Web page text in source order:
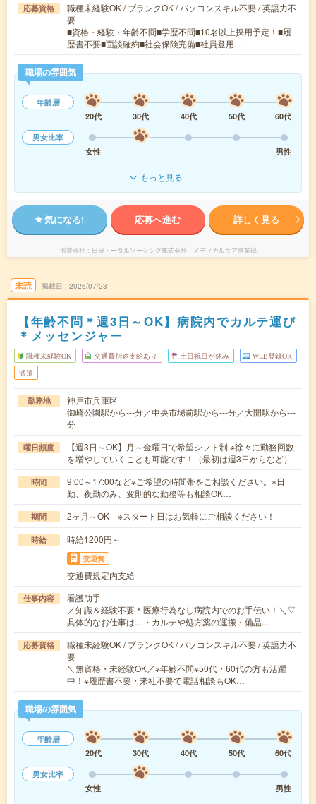
応募資格
職種未経験OK / ブランクOK / パソコンスキル不要 / 英語力不
要
■資格・経験・年齢不問■学歴不問■10名以上採用予定！■履
歴書不要■面談確約■社会保険完備■社員登用…
職場の雰囲気
年齢層
20代
30代 40代 50代
60代
男女比率
女性
男性
もっと見る
気になる! 応募へ進む 詳しく見る
派遣会社 日研トータルソーシング株式会社 メディカルケア事業部
未読 掲載日 2026/07/23
【年齢不問＊週3日～OK】病院内でカルテ運び
＊メッセンジャー
職種未経験OK 交通費別途支給あり 土日祝日が休み WEB登録OK
派遣
勤務地
神戸市兵庫区
御崎公園駅から---分／中央市場前駅から---分／大開駅から---
分
曜日頻度
【週3日～OK】月～金曜日で希望シフト制 ※徐々に勤務回数
を増やしていくことも可能です！（最初は週3日からなど）
時間
9:00～17:00など※ご希望の時間帯をご相談ください。※日
勤、夜勤のみ、変則的な勤務等も相談OK…
期間 2ヶ月～OK ※スタート日はお気軽にご相談ください！
時給 時給1200円～
交通費
交通費規定内支給
仕事内容
看護助手
／知識＆経験不要＊医療行為なし病院内でのお手伝い！＼▽
具体的なお仕事は…・カルテや処方薬の運搬・備品…
応募資格
職種未経験OK / ブランクOK / パソコンスキル不要 / 英語力不
要
＼無資格・未経験OK／※年齢不問※50代・60代の方も活躍
中！※履歴書不要・来社不要で電話相談もOK…
職場の雰囲気
年齢層
20代
30代 40代 50代
60代
男女比率
女性
男性